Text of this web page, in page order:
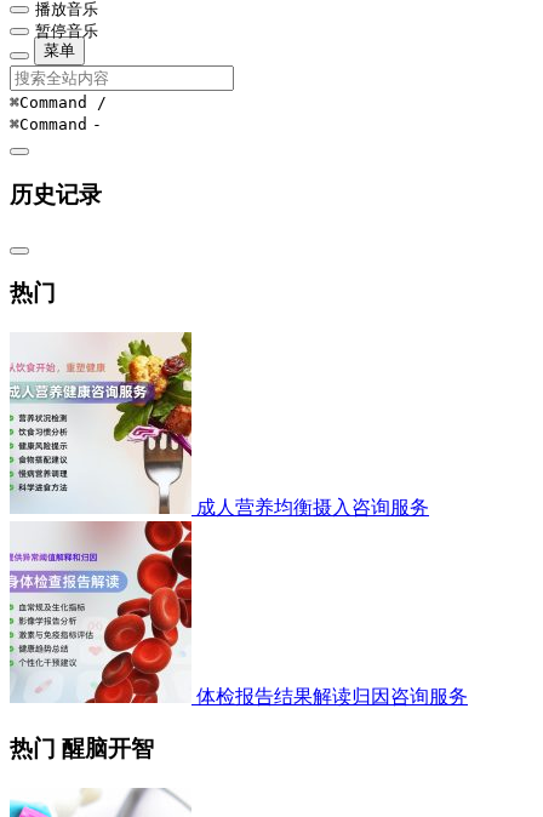
播放音乐
暂停音乐
菜单
⌘Command /
⌘Command -
历史记录
热门
成人营养均衡摄入咨询服务
体检报告结果解读归因咨询服务
热门 醒脑开智